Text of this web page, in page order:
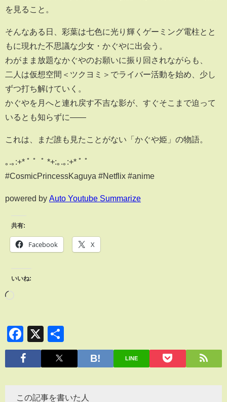
を見ること。
そんなある日、彩葉は七色に光り輝くゲーミング電柱とと
もに現れた不思議な少女・かぐやに出会う。
わがまま放題なかぐやのお願いに振り回されながらも、
二人は仮想空間＜ツクヨミ＞でライバー活動を始め、少し
ずつ打ち解けていく。
かぐやを月へと連れ戻す不吉な影が、すぐそこまで迫って
いるとも知らずに——
これは、まだ誰も見たことがない「かぐや姫」の物語。
｡.｡:+* ﾟ ゜ﾟ *+:｡.｡:+* ﾟ ゜
#CosmicPrincessKaguya #Netflix #anime
powered by Auto Youtube Summarize
共有:
Facebook X
いいね:
Facebook
X
有
LINE
この記事を書いた人